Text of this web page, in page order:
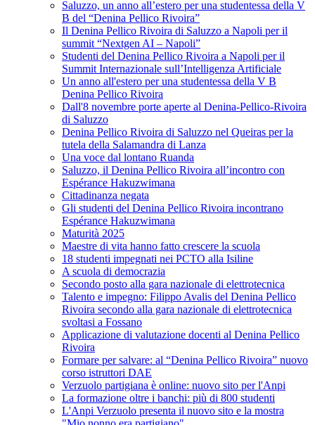
Saluzzo, un anno all’estero per una studentessa della V
B del “Denina Pellico Rivoira”
Il Denina Pellico Rivoira di Saluzzo a Napoli per il
summit “Nextgen AI – Napoli”
Studenti del Denina Pellico Rivoira a Napoli per il
Summit Internazionale sull’Intelligenza Artificiale
Un anno all'estero per una studentessa della V B
Denina Pellico Rivoira
Dall'8 novembre porte aperte al Denina-Pellico-Rivoira
di Saluzzo
Denina Pellico Rivoira di Saluzzo nel Queiras per la
tutela della Salamandra di Lanza
Una voce dal lontano Ruanda
Saluzzo, il Denina Pellico Rivoira all’incontro con
Espérance Hakuzwimana
Cittadinanza negata
Gli studenti del Denina Pellico Rivoira incontrano
Espérance Hakuzwimana
Maturità 2025
Maestre di vita hanno fatto crescere la scuola
18 studenti impegnati nei PCTO alla Isiline
A scuola di democrazia
Secondo posto alla gara nazionale di elettrotecnica
Talento e impegno: Filippo Avalis del Denina Pellico
Rivoira secondo alla gara nazionale di elettrotecnica
svoltasi a Fossano
Applicazione di valutazione docenti al Denina Pellico
Rivoira
Formare per salvare: al “Denina Pellico Rivoira” nuovo
corso istruttori DAE
Verzuolo partigiana è online: nuovo sito per l'Anpi
La formazione oltre i banchi: più di 800 studenti
L'Anpi Verzuolo presenta il nuovo sito e la mostra